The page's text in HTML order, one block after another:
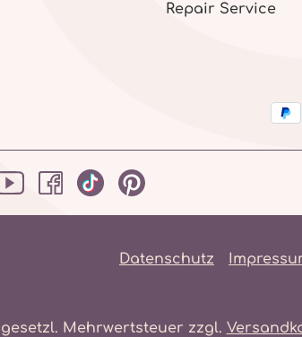
Repair Service
Datenschutz
Mehrwertsteuer zzgl.